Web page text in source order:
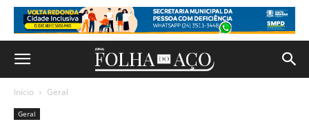
Início Geral
Geral